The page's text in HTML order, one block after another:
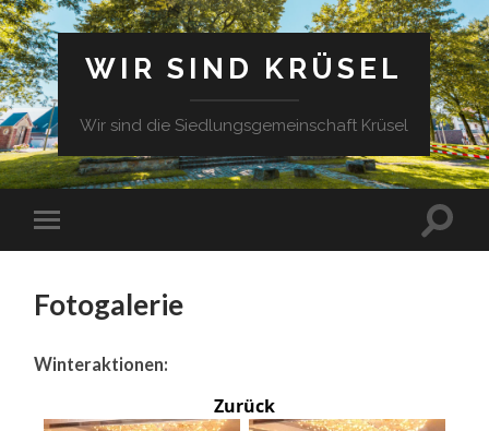
WIR SIND KRÜSEL
Wir sind die Siedlungsgemeinschaft Krüsel
Fotogalerie
Winteraktionen:
Zurück